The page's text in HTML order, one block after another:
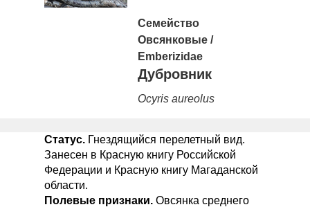
Дубровник
Ocyris aureolus
Семейство
Овсянковые /
Emberizidae
Статус. Гнездящийся перелетный вид.
Занесен в Красную книгу Российской
Федерации и Красную книгу Магаданской
области.
Полевые признаки. Овсянка среднего